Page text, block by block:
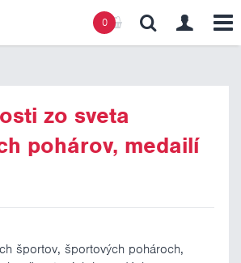
0
zo sveta
pohárov, medailí
športov, športových pohároch,
prázdnotou